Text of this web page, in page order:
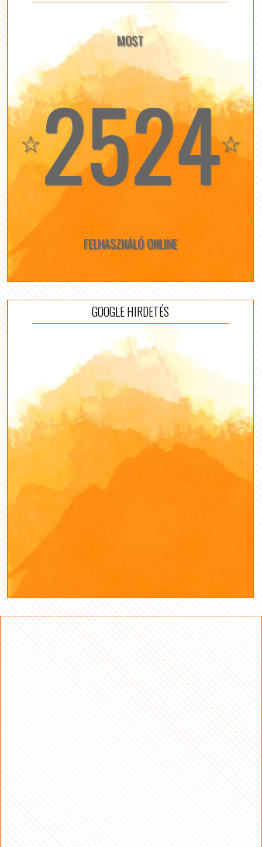
MOST
☆2524☆
FELHASZNÁLÓ ONLINE
GOOGLE HIRDETÉS